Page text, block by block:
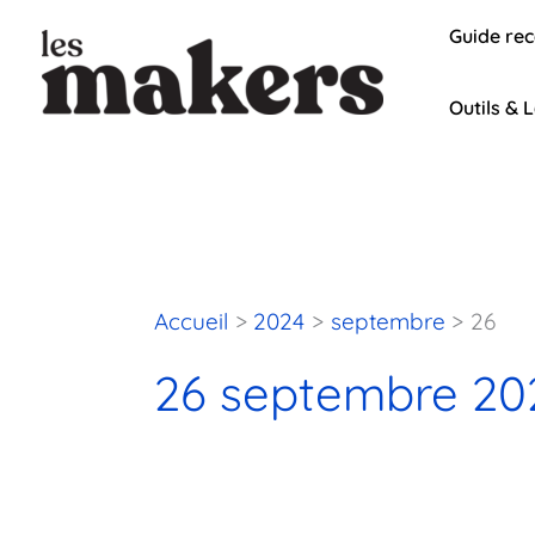
contenu
Guide
Outils &
Accueil 2024 septembre 26
26 septembre